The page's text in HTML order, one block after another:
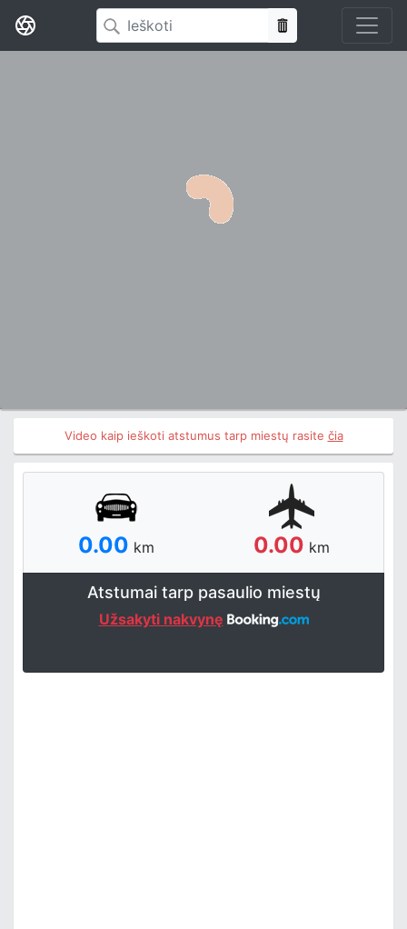
Video kaip ieškoti atstumus tarp miestų rasite čia
0.00 km 0.00 km
Atstumai tarp pasaulio miestų
Užsakyti nakvynę